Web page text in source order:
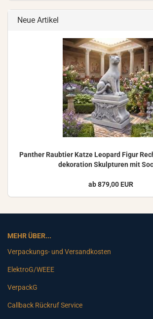
Neue Artikel
Pan­ther Raub­tier Katze Leo­pard Figur
de­ko­ra­ti­on Skulp­tu­ren mit
ab 879,00 EUR
MEHR ÜBER...
Verpackungs- und Versandkosten
ElektroG/WEEE
VerpackG
Callback Rückruf Service